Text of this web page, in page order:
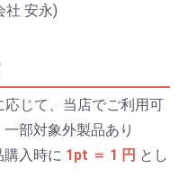
社 安永)
応じて、当店でご利用可
部対象外製品あり
購入時に 1pt ＝ 1 円 とし